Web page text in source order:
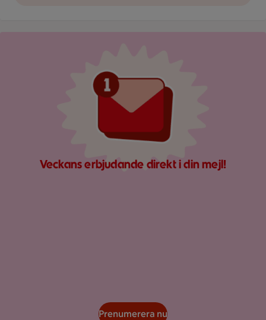
Veckans erbjudande direkt i din mejl!
Prenumerera nu